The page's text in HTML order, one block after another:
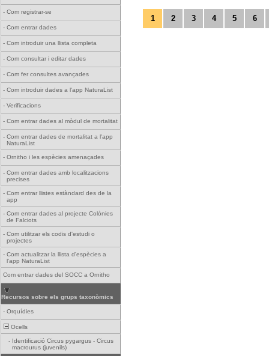
- Com registrar-se
- Com entrar dades
- Com introduir una llista completa
- Com consultar i editar dades
- Com fer consultes avançades
- Com introduir dades a l'app NaturaList
- Verificacions
- Com entrar dades al mòdul de mortalitat
- Com entrar dades de mortalitat a l'app
NaturaList
- Ornitho i les espècies amenaçades
- Com entrar dades amb localitzacions
precises
- Com entrar llistes estàndard des de la
app
- Com entrar dades al projecte Colònies
de Falciots
- Com utilitzar els codis d'estudi o
projectes
- Com actualitzar la llista d'espècies a
l'app NaturaList
Com entrar dades del SOCC a Ornitho
Recursos sobre els grups taxonòmics
- Orquídies
Ocells
- Identificació Circus pygargus - Circus
macrourus (juvenils)
1 2 3 4 5 6